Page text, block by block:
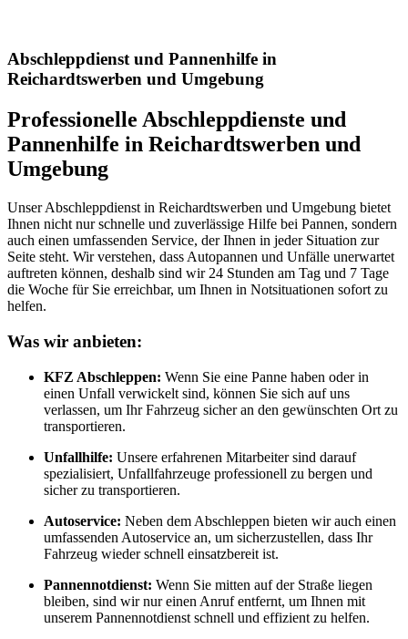
Abschleppdienst und Pannenhilfe in
Reichardtswerben und Umgebung
Professionelle Abschleppdienste und
Pannenhilfe in Reichardtswerben und
Umgebung
Unser Abschleppdienst in Reichardtswerben und Umgebung bietet
Ihnen nicht nur schnelle und zuverlässige Hilfe bei Pannen, sondern
auch einen umfassenden Service, der Ihnen in jeder Situation zur
Seite steht. Wir verstehen, dass Autopannen und Unfälle unerwartet
auftreten können, deshalb sind wir 24 Stunden am Tag und 7 Tage
die Woche für Sie erreichbar, um Ihnen in Notsituationen sofort zu
helfen.
Was wir anbieten:
KFZ Abschleppen: Wenn Sie eine Panne haben oder in
einen Unfall verwickelt sind, können Sie sich auf uns
verlassen, um Ihr Fahrzeug sicher an den gewünschten Ort zu
transportieren.
Unfallhilfe: Unsere erfahrenen Mitarbeiter sind darauf
spezialisiert, Unfallfahrzeuge professionell zu bergen und
sicher zu transportieren.
Autoservice: Neben dem Abschleppen bieten wir auch einen
umfassenden Autoservice an, um sicherzustellen, dass Ihr
Fahrzeug wieder schnell einsatzbereit ist.
Pannennotdienst: Wenn Sie mitten auf der Straße liegen
bleiben, sind wir nur einen Anruf entfernt, um Ihnen mit
unserem Pannennotdienst schnell und effizient zu helfen.